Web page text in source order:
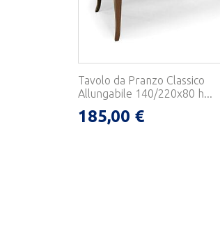
Tavolo da Pranzo Classico
Allungabile 140/220x80 h...
185,00 €